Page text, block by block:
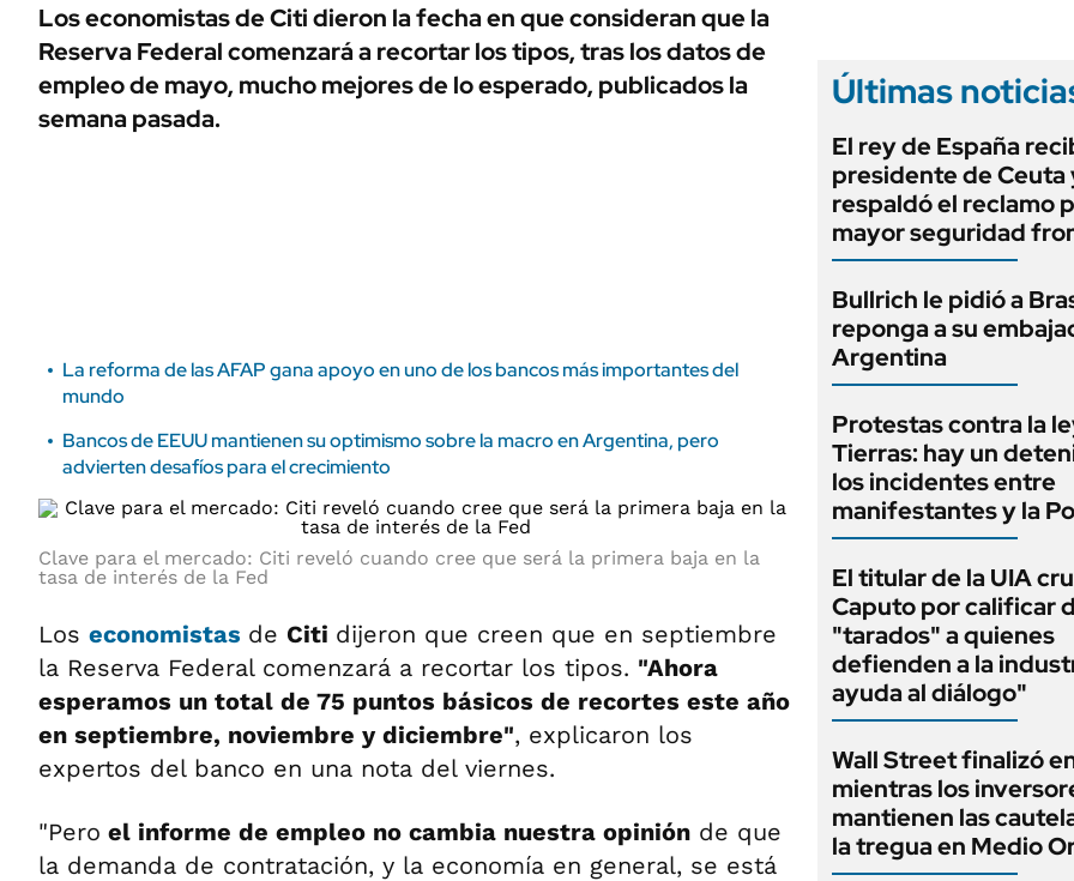
URUGUAY
AUTOS
Los economistas de Citi dieron la fecha en que consideran que la
Reserva Federal comenzará a recortar los tipos, tras los datos de
empleo de mayo, mucho mejores de lo esperado, publicados la
semana pasada.
La reforma de las AFAP gana apoyo en uno de los bancos más importantes del
mundo
Bancos de EEUU mantienen su optimismo sobre la macro en Argentina, pero
advierten desafíos para el crecimiento
Clave para el mercado: Citi reveló cuando cree que será la primera baja en la
tasa de interés de la Fed
Los economistas de Citi dijeron que creen que en septiembre
la Reserva Federal comenzará a recortar los tipos. "Ahora
esperamos un total de 75 puntos básicos de recortes este año
en septiembre, noviembre y diciembre", explicaron los
expertos del banco en una nota del viernes.
"Pero el informe de empleo no cambia nuestra opinión de que
la demanda de contratación, y la economía en general, se está
Últimas
El rey de España
presidente de Ceuta
respaldó el reclamo
mayor seguridad
Bullrich le pidió a
reponga a su
Argentina
Protestas contra la
Tierras: hay un
los incidentes entre
manifestantes y la
El titular de la UIA
Caputo por calificar
"tarados" a quienes
defienden a la
ayuda al diálogo"
Wall Street finalizó
mientras los
mantienen las
la tregua en Medio